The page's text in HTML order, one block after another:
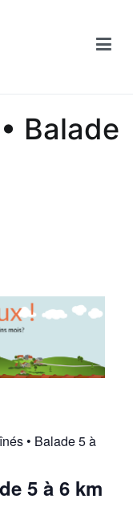
Balade
• Balade 5 à
5 à 6 km